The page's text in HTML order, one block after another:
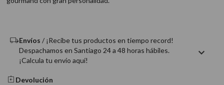
Envíos / ¡Recibe tus productos en tiempo record!
Despachamos en Santiago 24 a 48 horas hábiles.
¡Calcula tu envío aquí!
Devolución